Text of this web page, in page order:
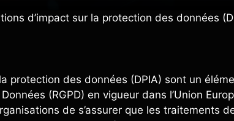
d’impact sur la protection des données
protection des données (DPIA) sont un
(RGPD) en vigueur dans l’Union
de s’assurer que les traitements